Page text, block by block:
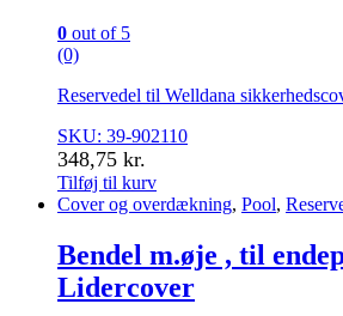
0 out of 5
(0)
Reservedel til Welldana
SKU: 39-902110
348,75 kr.
Tilføj til kurv
Cover og overdækning, Pool,
Bendel m.øje , til
Lidercover